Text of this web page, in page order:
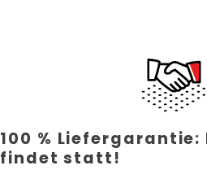
100 %
findet statt!